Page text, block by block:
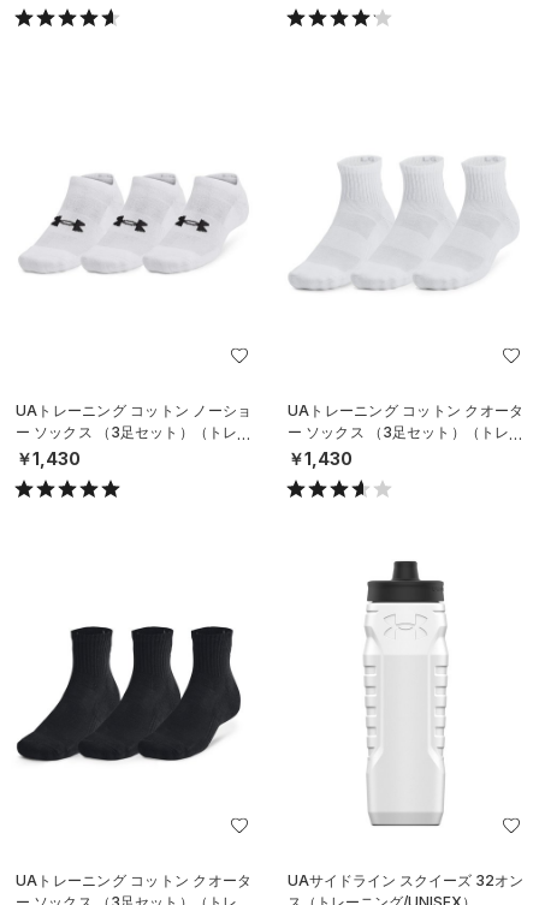
UAトレーニング コットン ノーショ
ー ソックス （3足セット）（トレー
ニング/UNISEX）
￥1,430
UAトレーニング コットン クオータ
ー ソックス （3足セット）（トレー
ニング/UNISEX）
￥1,430
UAトレーニング コットン クオータ
UAサイドライン スクイーズ 32オン